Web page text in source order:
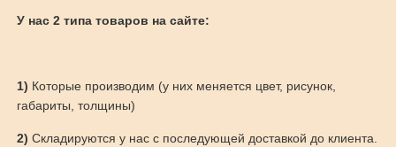
У нас 2 типа товаров на сайте:
1) Которые производим (у них меняется цвет, рисунок,
габариты, толщины)
2) Складируются у нас с последующей доставкой до клиента.